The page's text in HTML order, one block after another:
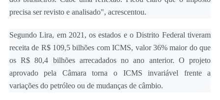
precisa ser revisto e analisado", acrescentou.
Segundo Lira, em 2021, os estados e o Distrito Federal tiveram
receita de R$ 109,5 bilhões com ICMS, valor 36% maior do que
os R$ 80,4 bilhões arrecadados no ano anterior. O projeto
aprovado pela Câmara torna o ICMS invariável frente a
variações do petróleo ou de mudanças de câmbio.